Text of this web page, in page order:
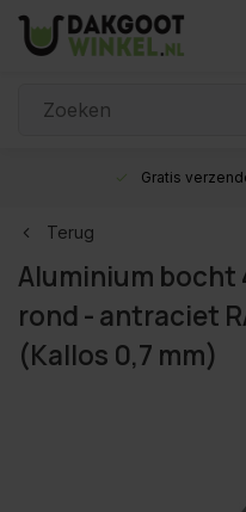
Gratis
Terug
Aluminium bocht
rond - antraciet
(Kallos 0,7 mm)